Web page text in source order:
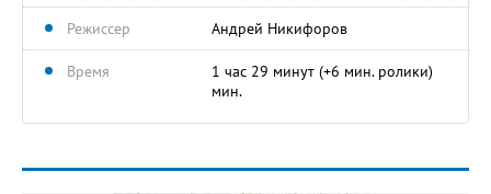
Режиссер Андрей Никифоров
Время
1 час 29 минут (+6 мин. ролики)
мин.